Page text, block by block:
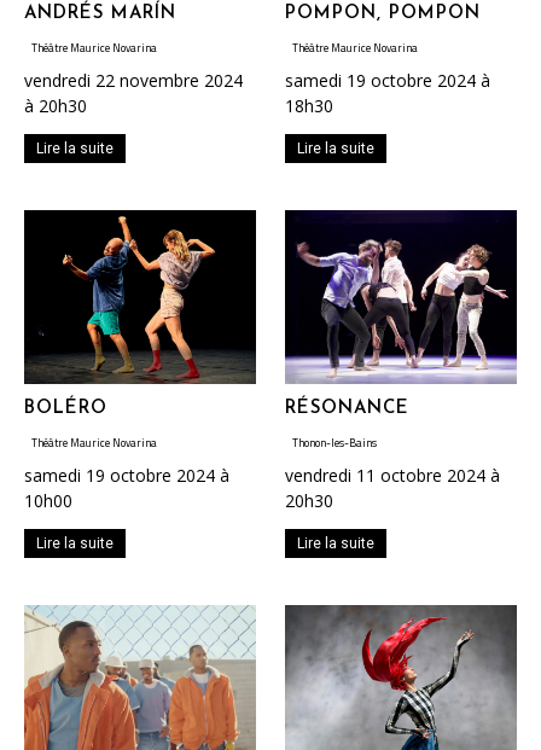
ANDRÉS MARÍN
Théâtre Maurice Novarina
vendredi 22 novembre 2024
à 20h30
Lire la suite
POMPON, POMPON
Théâtre Maurice Novarina
samedi 19 octobre 2024 à
18h30
Lire la suite
BOLÉRO
Théâtre Maurice Novarina
samedi 19 octobre 2024 à
10h00
Lire la suite
RÉSONANCE
Thonon-les-Bains
vendredi 11 octobre 2024 à
20h30
Lire la suite